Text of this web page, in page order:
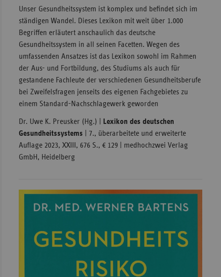
Unser Gesundheitssystem ist komplex und befindet sich im
ständigen Wandel. Dieses Lexikon mit weit über 1.000
Begriffen erläutert anschaulich das deutsche
Gesundheitssystem in all seinen Facetten. Wegen des
umfassenden Ansatzes ist das Lexikon sowohl im Rahmen
der Aus- und Fortbildung, des Studiums als auch für
gestandene Fachleute der verschiedenen Gesundheitsberufe
bei Zweifelsfragen jenseits des eigenen Fachgebietes zu
einem Standard-Nachschlagewerk geworden
Dr. Uwe K. Preusker (Hg.) |
Lexikon des deutschen
Gesundheitssystems
| 7., überarbeitete und erweiterte
Auflage 2023, XXIII, 676 S., € 129 | medhochzwei Verlag
GmbH, Heidelberg